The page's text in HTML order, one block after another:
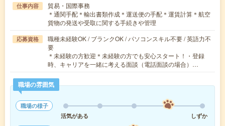
仕事内容
貿易・国際事務
＊通関手配＊輸出書類作成＊運送便の手配＊運賃計算＊航空
貨物の発送や受取に関する手続きや管理
応募資格
職種未経験OK / ブランクOK / パソコンスキル不要 / 英語力不
要
＊未経験の方歓迎＊未経験の方でも安心スタート！・登録
時、キャリアを一緒に考える面談（電話面談の場合）…
職場の雰囲気
職場の様子
活気がある
しずか